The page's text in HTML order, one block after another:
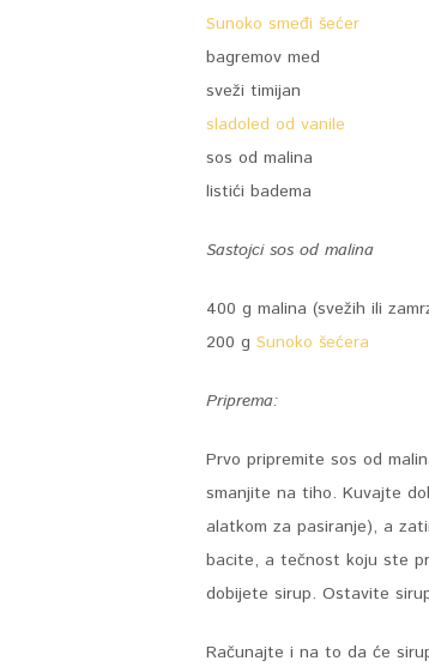
Sunoko smeđi šećer
bagremov med
sveži timijan
sladoled od vanile
sos od malina
listići badema
Sastojci sos od malina
400 g malina (svežih ili
200 g Sunoko šećera
Priprema:
Prvo pripremite sos od
smanjite na tiho. Kuvajte
alatkom za pasiranje), a
bacite, a tečnost koju ste
dobijete sirup. Ostavite
Računajte i na to da će